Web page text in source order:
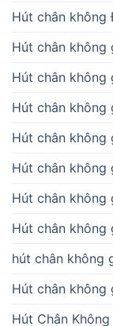
Hút chân không
Hút chân không
Hút chân không
Hút chân không
Hút chân không
Hút chân không
Hút chân không
Hút chân không
hút chân không
Hút chân không
Hút Chân